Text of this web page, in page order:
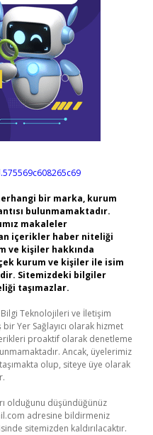
bir marka, kurum
bulunmamaktadır.
makaleler
içerikler haber niteliği
ve kişiler hakkında
kurum ve kişiler ile isim
Sitemizdeki bilgiler
taşımazlar.
Bilgi Teknolojileri ve İletişim
Yer Sağlayıcı olarak hizmet
proaktif olarak denetleme
Ancak, üyelerimiz
olup, siteye üye olarak
olduğunu düşündüğünüz
adresine bildirmeniz
sitemizden kaldırılacaktır.